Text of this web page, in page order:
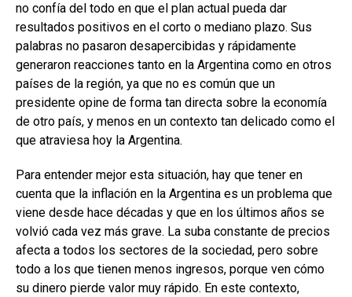
no confía del todo en que el plan actual pueda dar
resultados positivos en el corto o mediano plazo. Sus
palabras no pasaron desapercibidas y rápidamente
generaron reacciones tanto en la Argentina como en otros
países de la región, ya que no es común que un
presidente opine de forma tan directa sobre la economía
de otro país, y menos en un contexto tan delicado como el
que atraviesa hoy la Argentina.
Para entender mejor esta situación, hay que tener en
cuenta que la inflación en la Argentina es un problema que
viene desde hace décadas y que en los últimos años se
volvió cada vez más grave. La suba constante de precios
afecta a todos los sectores de la sociedad, pero sobre
todo a los que tienen menos ingresos, porque ven cómo
su dinero pierde valor muy rápido. En este contexto,